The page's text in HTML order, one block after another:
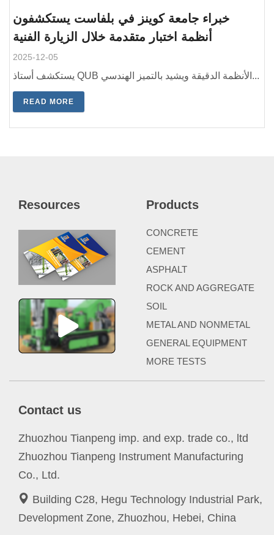
خبراء جامعة كوينز في بلفاست يستكشفون
أنظمة اختبار متقدمة خلال الزيارة الفنية
2025-12-05
يستكشف أستاذ QUB الأنظمة الدقيقة ويشيد بالتميز الهندسي...
READ MORE
Resources Products
CONCRETE
CEMENT
ASPHALT
ROCK AND AGGREGATE
SOIL
METAL AND NONMETAL
GENERAL EQUIPMENT
MORE TESTS
Contact us
Zhuozhou Tianpeng imp. and exp. trade co., ltd
Zhuozhou Tianpeng Instrument Manufacturing
Co., Ltd.
Building C28, Hegu Technology Industrial Park,
Development Zone, Zhuozhou, Hebei, China